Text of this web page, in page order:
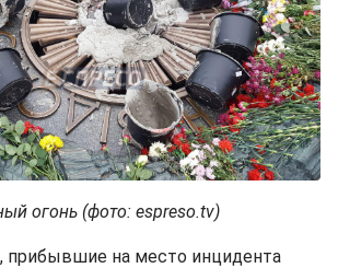
огонь (фото: espreso.tv)
прибывшие на место инцидента